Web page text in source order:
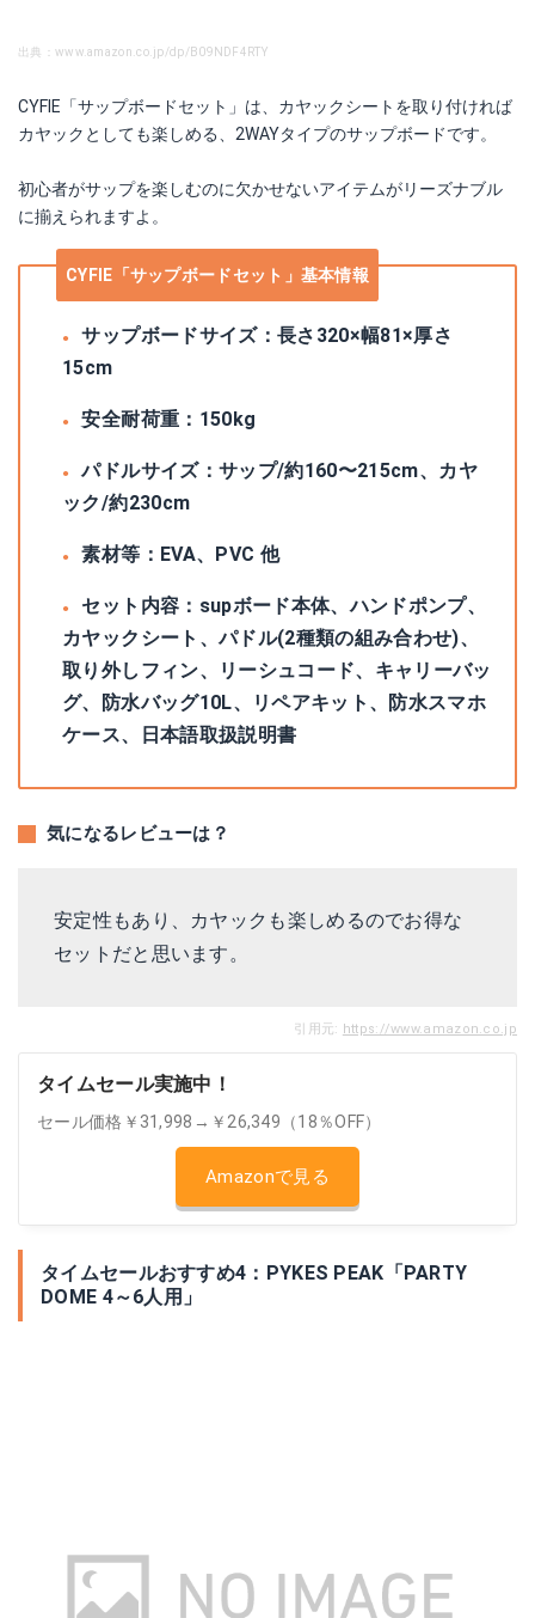
出典：www.amazon.co.jp/dp/B09NDF4RTY
CYFIE「サップボードセット」は、カヤックシートを取り付ければ
カヤックとしても楽しめる、2WAYタイプのサップボードです。
初心者がサップを楽しむのに欠かせないアイテムがリーズナブル
に揃えられますよ。
CYFIE「サップボードセット」基本情報
サップボードサイズ：長さ320×幅81×厚さ
15cm
安全耐荷重：150kg
パドルサイズ：サップ/約160〜215cm、カヤ
ック/約230cm
素材等：EVA、PVC 他
セット内容：supボード本体、ハンドポンプ、
カヤックシート、パドル(2種類の組み合わせ)、
取り外しフィン、リーシュコード、キャリーバッ
グ、防水バッグ10L、リペアキット、防水スマホ
ケース、日本語取扱説明書
気になるレビューは？
安定性もあり、カヤックも楽しめるのでお得な
セットだと思います。
引用元: https://www.amazon.co.jp
タイムセール実施中！
セール価格￥31,998→￥26,349（18％OFF）
Amazonで見る
タイムセールおすすめ4：PYKES PEAK「PARTY
DOME 4～6人用」